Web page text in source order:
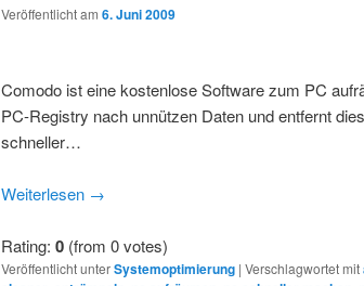
Veröffentlicht am 6. Juni 2009
Comodo ist eine kostenlose Software zum PC
PC-Registry nach unnützen Daten und entfernt
schneller…
Weiterlesen →
Rating: 0 (from 0 votes)
Veröffentlicht unterSystemoptimierung | Verschlagwortet mit